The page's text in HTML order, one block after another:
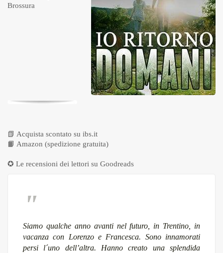
Brossura
📗 Acquista scontato su ibs.it
📙 Amazon (spedizione gratuita)
✪ Le recensioni dei lettori su Goodreads
Siamo qualche anno avanti nel futuro, in Trentino, in
vacanza con Lorenzo e Francesca. Sono innamorati
persi l´uno dell’altra. Hanno creato una splendida